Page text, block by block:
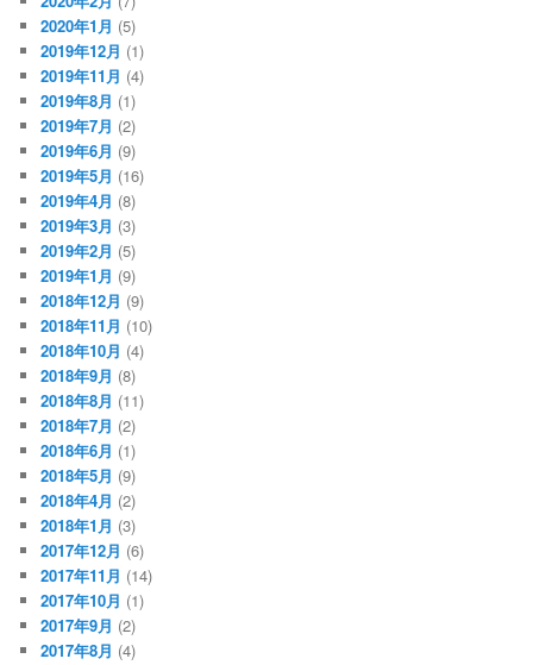
2020年1月 (5)
2019年12月 (1)
2019年11月 (4)
2019年8月 (1)
2019年7月 (2)
2019年6月 (9)
2019年5月 (16)
2019年4月 (8)
2019年3月 (3)
2019年2月 (5)
2019年1月 (9)
2018年12月 (9)
2018年11月 (10)
2018年10月 (4)
2018年9月 (8)
2018年8月 (11)
2018年7月 (2)
2018年6月 (1)
2018年5月 (9)
2018年4月 (2)
2018年1月 (3)
2017年12月 (6)
2017年11月 (14)
2017年10月 (1)
2017年9月 (2)
2017年8月 (4)